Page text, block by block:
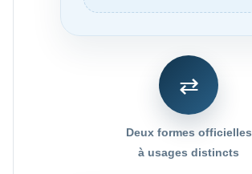
⇄
Deux formes officielles
à usages distincts